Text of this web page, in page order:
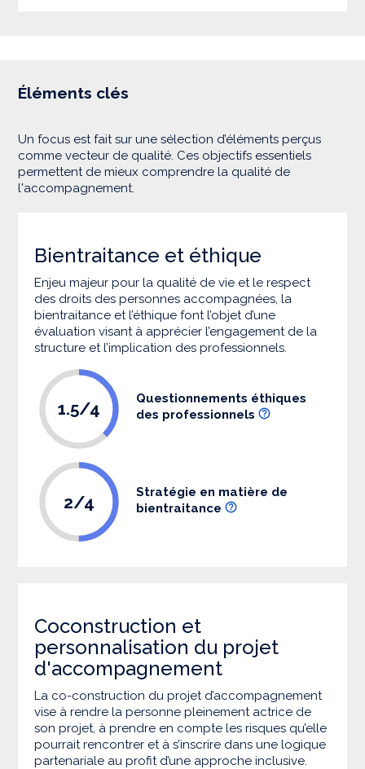
Éléments clés
Un focus est fait sur une sélection d’éléments perçus
comme vecteur de qualité. Ces objectifs essentiels
permettent de mieux comprendre la qualité de
l'accompagnement.
Bientraitance et éthique
Enjeu majeur pour la qualité de vie et le respect
des droits des personnes accompagnées, la
bientraitance et l’éthique font l’objet d’une
évaluation visant à apprécier l’engagement de la
structure et l’implication des professionnels.
1.5/4
Questionnements éthiques
des professionnels
2/4
Stratégie en matière de
bientraitance
Coconstruction et
personnalisation du projet
d'accompagnement
La co-construction du projet d’accompagnement
vise à rendre la personne pleinement actrice de
son projet, à prendre en compte les risques qu’elle
pourrait rencontrer et à s’inscrire dans une logique
partenariale au profit d’une approche inclusive.